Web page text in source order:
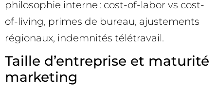
philosophie interne : cost-of-labor vs cost-
of-living, primes de bureau, ajustements
régionaux, indemnités télétravail.
Taille d’entreprise et maturité
marketing